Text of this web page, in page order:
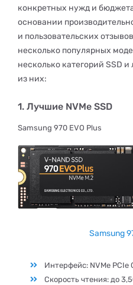
конкретных нужд и
основании
и пользовательских
несколько популярных
несколько категорий SSD
из них:
1. Лучшие NVMe SSD
Samsung 970 EVO Plus
Samsung
Интерфейс: NVMe PCIe
Скорость чтения: до